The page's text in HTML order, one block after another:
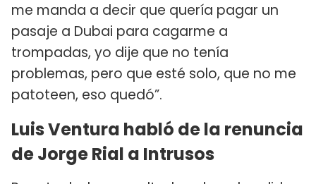
me manda a decir que quería pagar un
pasaje a Dubai para cagarme a
trompadas, yo dije que no tenía
problemas, pero que esté solo, que no me
patoteen, eso quedó”.
Luis Ventura habló de la renuncia
de Jorge Rial a Intrusos